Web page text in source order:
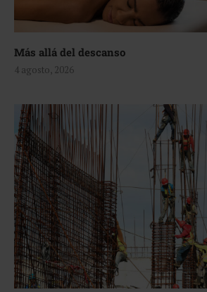
Más allá del descanso
4 agosto, 2026